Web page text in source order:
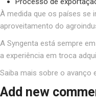
À medida que os países se
aproveitamento do
A Syngenta está sempre
a experiência em troca
Saiba mais sobre o avanço
Add new